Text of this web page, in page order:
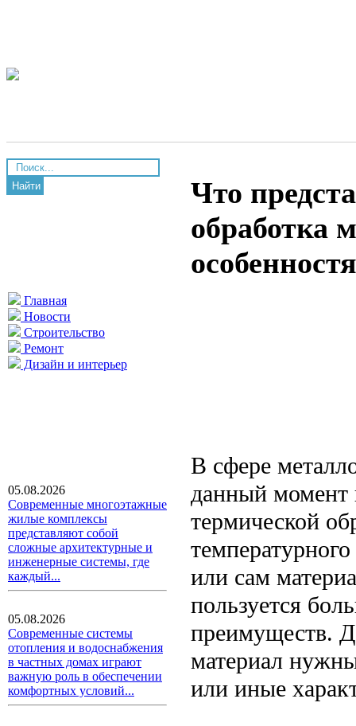
Найти
Главная
Новости
Строительство
Ремонт
Дизайн и интерьер
05.08.2026
Современные многоэтажные
жилые комплексы
представляют собой
сложные архитектурные и
инженерные системы, где
каждый...
05.08.2026
Современные системы
отопления и водоснабжения
в частных домах играют
важную роль в обеспечении
комфортных условий...
Что
обработка
В сфере
данный момент
термической
или сам
пользуется
преимуществ.
материал
или иные